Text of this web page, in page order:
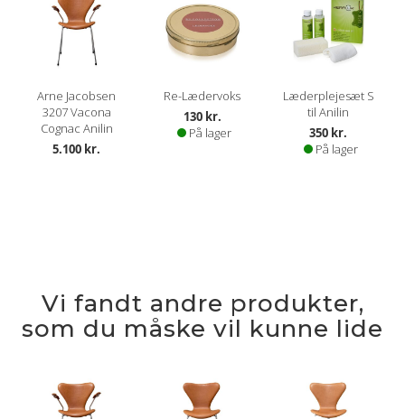
Arne Jacobsen
3207 Vacona
Cognac Anilin
5.100 kr.
Re-Lædervoks
130 kr.
På lager
Læderplejesæt S
til Anilin
350 kr.
På lager
Vi fandt andre produkter,
som du måske vil kunne lide